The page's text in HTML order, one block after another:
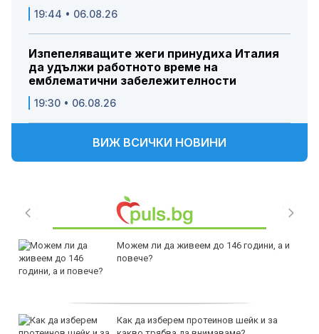
19:44 • 06.08.26
Изпепеляващите жеги принудиха Италия
да удължи работното време на
емблематични забележителности
19:30 • 06.08.26
ВИЖ ВСИЧКИ НОВИНИ
Можем ли да живеем до 146 години, а и
повече?
Как да изберем протеинов шейк и за